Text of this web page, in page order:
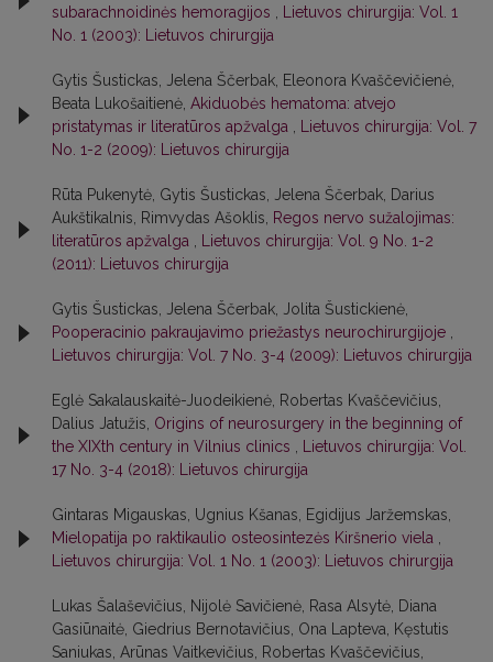
subarachnoidinės hemoragijos
Lietuvos chirurgija: Vol. 1
No. 1 (2003): Lietuvos chirurgija
Gytis Šustickas, Jelena Ščerbak, Eleonora Kvaščevičienė,
Beata Lukošaitienė, Akiduobės hematoma: atvejo
pristatymas ir literatūros apžvalga
Lietuvos chirurgija: Vol. 7
No. 1-2 (2009): Lietuvos chirurgija
Rūta Pukenytė, Gytis Šustickas, Jelena Ščerbak, Darius
Aukštikalnis, Rimvydas Ašoklis,
Regos nervo sužalojimas:
literatūros apžvalga
Lietuvos chirurgija: Vol. 9 No. 1-2
(2011): Lietuvos chirurgija
Gytis Šustickas, Jelena Ščerbak, Jolita Šustickienė,
Pooperacinio pakraujavimo priežastys neurochirurgijoje
Lietuvos chirurgija: Vol. 7 No. 3-4 (2009): Lietuvos chirurgija
Eglė Sakalauskaitė-Juodeikienė, Robertas Kvaščevičius,
Dalius Jatužis, Origins of neurosurgery in the beginning of
the XIXth century in Vilnius clinics
Lietuvos chirurgija: Vol.
17 No. 3-4 (2018): Lietuvos chirurgija
Gintaras Migauskas, Ugnius Kšanas, Egidijus Jaržemskas,
Mielopatija po raktikaulio osteosintezės Kiršnerio viela
Lietuvos chirurgija: Vol. 1 No. 1 (2003): Lietuvos chirurgija
Lukas Šalaševičius, Nijolė Savičienė, Rasa Alsytė, Diana
Gasiūnaitė, Giedrius Bernotavičius, Ona Lapteva, Kęstutis
Saniukas, Arūnas Vaitkevičius, Robertas Kvaščevičius,